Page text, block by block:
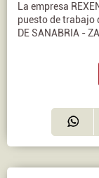
La empresa
puesto de trabajo
DE SANABRIA -